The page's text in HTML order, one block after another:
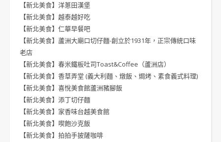
【新北美食】洋蔥田漢堡
【新北美食】越泰越好吃
【新北美食】仁華早餐吧
【新北美食】蘆洲大廟口切仔麵-創立於1931年，正宗傳統口味
老店
【新北美食】春米鐵板吐司Toast&Coffee（蘆洲店）
【新北美食】香草弄堂 (義大利麵、燉飯、焗烤、素食義式料理)
【新北美食】喜悅美食館蘆洲豬腳飯
【新北美食】添丁切仔麵
【新北美食】家香味台越美食館
【新北美食】喫飽沙克飯
【新北美食】拍拍手披薩咖啡